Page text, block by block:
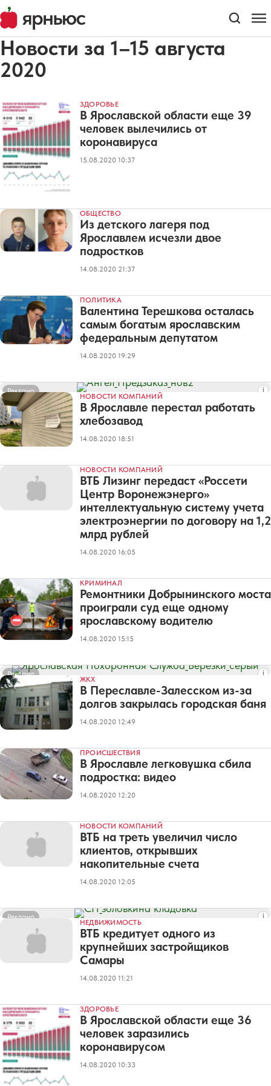
Новости за 1–15 августа
2020
ЗДОРОВЬЕ
В Ярославской области еще 39
человек вылечились от
коронавируса
15.08.2020 10:37
ОБЩЕСТВО
Из детского лагеря под
Ярославлем исчезли двое
подростков
14.08.2020 21:37
ПОЛИТИКА
Валентина Терешкова осталась
самым богатым ярославским
федеральным депутатом
14.08.2020 19:29
Реклама
НОВОСТИ КОМПАНИЙ
В Ярославле перестал работать
хлебозавод
14.08.2020 18:51
НОВОСТИ КОМПАНИЙ
ВТБ Лизинг передаст «Россети
Центр Воронежэнерго»
интеллектуальную систему учета
электроэнергии по договору на 1,2
млрд рублей
14.08.2020 16:05
КРИМИНАЛ
Ремонтники Добрынинского моста
проиграли суд еще одному
ярославскому водителю
14.08.2020 15:15
Реклама
ЖКХ
В Переславле-Залесском из-за
долгов закрылась городская баня
14.08.2020 12:49
ПРОИСШЕСТВИЯ
В Ярославле легковушка сбила
подростка: видео
14.08.2020 12:20
НОВОСТИ КОМПАНИЙ
ВТБ на треть увеличил число
клиентов, открывших
накопительные счета
14.08.2020 12:05
Реклама
НЕДВИЖИМОСТЬ
ВТБ кредитует одного из
крупнейших застройщиков
Самары
14.08.2020 11:21
ЗДОРОВЬЕ
В Ярославской области еще 36
человек заразились
коронавирусом
14.08.2020 10:33